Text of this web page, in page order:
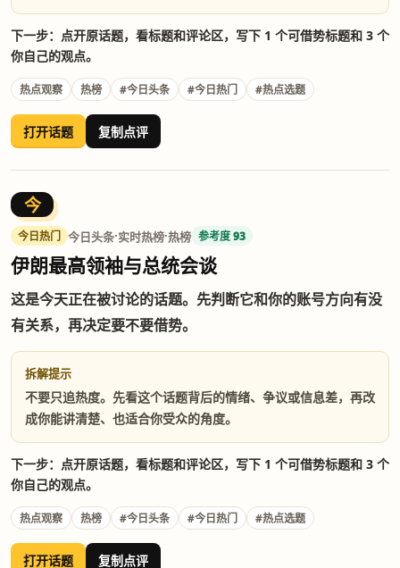
下一步：点开原话题，看标题和评论区，写下 1 个可借势标题和 3 个
你自己的观点。
热点观察 热榜 #今日头条 #今日热门 #热点选题
打开话题 复制点评
今
今日热门 今日头条·实时热榜·热榜 参考度 93
伊朗最高领袖与总统会谈
这是今天正在被讨论的话题。先判断它和你的账号方向有没
有关系，再决定要不要借势。
拆解提示
不要只追热度。先看这个话题背后的情绪、争议或信息差，再改
成你能讲清楚、也适合你受众的角度。
下一步：点开原话题，看标题和评论区，写下 1 个可借势标题和 3 个
你自己的观点。
热点观察 热榜 #今日头条 #今日热门 #热点选题
打开话题 复制点评